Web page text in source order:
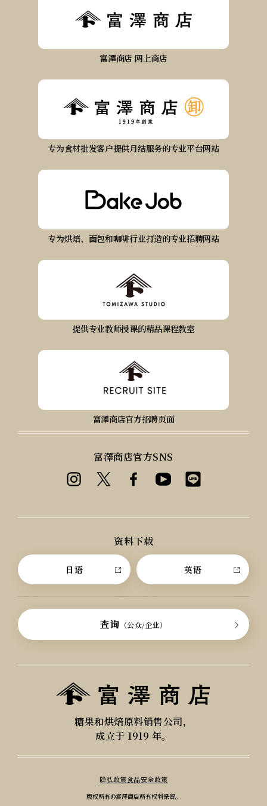
富澤商店 网上商店
专为食材批发客户提供月结服务的专业平台网站
专为烘焙、面包和咖啡行业打造的专业招聘网站
提供专业教师授课的精品课程教室
富澤商店官方招聘页面
富澤商店官方SNS
资料下载
日语 英语
查询 （公众/企业）
糖果和烘焙原料销售公司，
成立于 1919 年。
隐私政策食品安全政策
版权所有©富澤商店所有权利保留。